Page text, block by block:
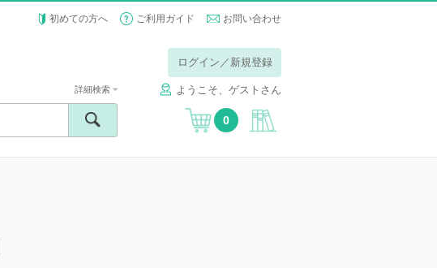
初めての方へ ご利用ガイド お問い合わせ
ログイン／新規登録
ようこそ、ゲストさん
詳細検索
0